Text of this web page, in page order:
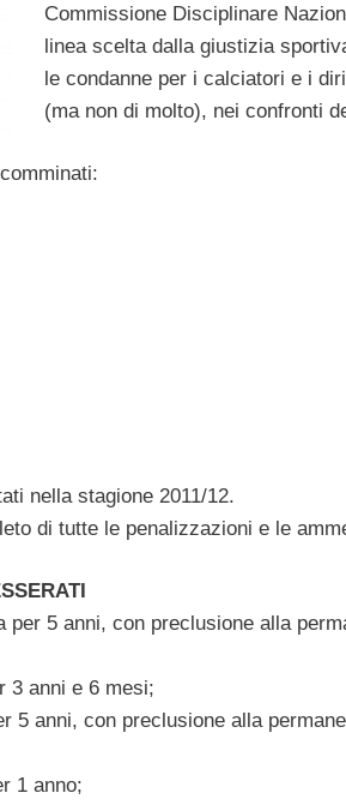
Commissione Disciplinare
linea scelta dalla giustizia
le condanne per i calciatori e i
(ma non di molto), nei confronti
nella stagione 2011/12.
di tutte le penalizzazioni e le
per 5 anni, con preclusione alla
3 anni e 6 mesi;
5 anni, con preclusione alla
1 anno;